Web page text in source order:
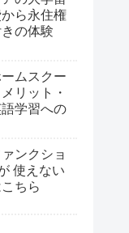
ら永住権
の体験
ムスクー
リット・
学習への
ンクショ
使えない
ちら